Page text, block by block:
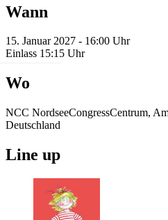
Wann
15. Januar 2027 - 16:00 Uhr
Einlass 15:15 Uhr
Wo
NCC NordseeCongressCentrum,
Deutschland
Line up